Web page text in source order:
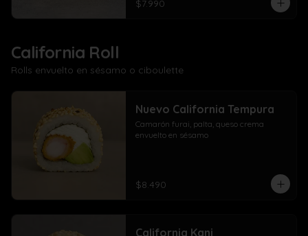
$7.990
California Roll
Rolls envuelto en sésamo o ciboulette
Nuevo California Tempura
Camarón furai, palta, queso crema
envuelto en sésamo
$8.490
California Kani